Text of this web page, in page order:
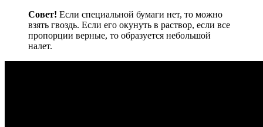
Совет! Если специальной бумаги нет, то можно
взять гвоздь. Если его окунуть в раствор, если все
пропорции верные, то образуется небольшой
налет.